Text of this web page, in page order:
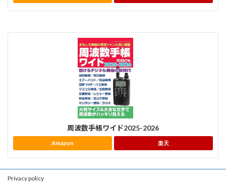
周波数手帳ワイド2025-2026
Amazon 楽天
Privacy policy